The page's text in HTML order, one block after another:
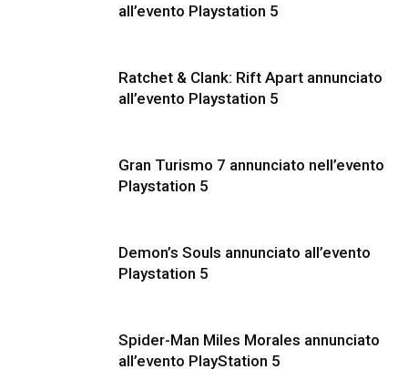
all’evento Playstation 5
Ratchet & Clank: Rift Apart annunciato
all’evento Playstation 5
Gran Turismo 7 annunciato nell’evento
Playstation 5
Demon’s Souls annunciato all’evento
Playstation 5
Spider-Man Miles Morales annunciato
all’evento PlayStation 5